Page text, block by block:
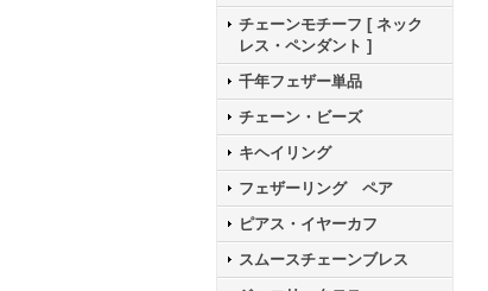
チェーンモチーフ [ ネック
レス・ペンダント ]
千年フェザー単品
チェーン・ビーズ
キヘイリング
フェザーリング ペア
ピアス・イヤーカフ
スムースチェーンブレス